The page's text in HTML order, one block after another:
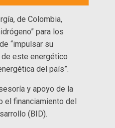
de Colombia,
para los
“impulsar su
este energético
del país”.
y apoyo de la
el financiamiento del
(BID).